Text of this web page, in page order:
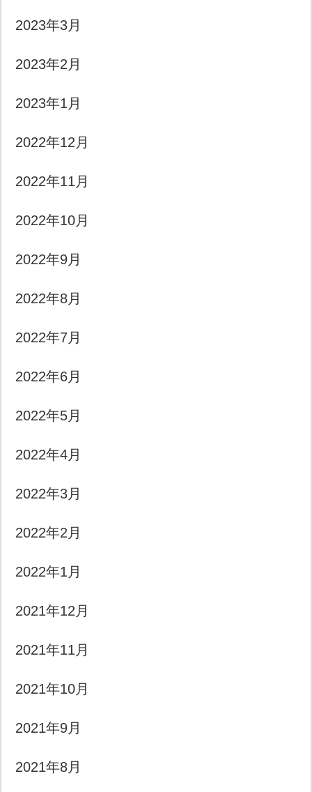
2023年3月
2023年2月
2023年1月
2022年12月
2022年11月
2022年10月
2022年9月
2022年8月
2022年7月
2022年6月
2022年5月
2022年4月
2022年3月
2022年2月
2022年1月
2021年12月
2021年11月
2021年10月
2021年9月
2021年8月